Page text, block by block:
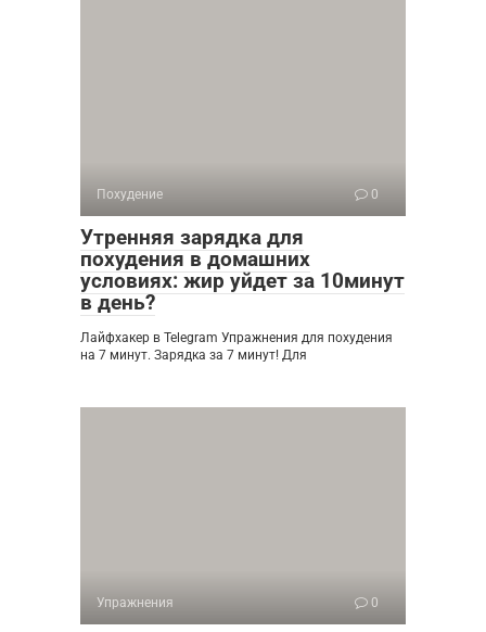
Похудение 0
Утренняя зарядка для
похудения в домашних
условиях: жир уйдет за 10минут
в день?
Лайфхакер в Telegram Упражнения для похудения
на 7 минут. Зарядка за 7 минут! Для
Упражнения 0